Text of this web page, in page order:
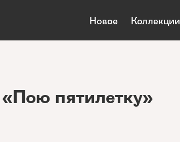
Новое Коллекции
пятилетку»